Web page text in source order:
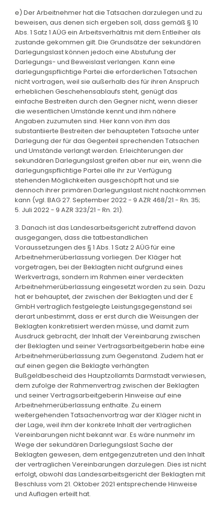
e) Der Arbeitnehmer hat die Tatsachen darzulegen und zu
beweisen, aus denen sich ergeben soll, dass gemäß § 10
Abs. 1 Satz 1 AÜG ein Arbeitsverhältnis mit dem Entleiher als
zustande gekommen gilt. Die Grundsätze der sekundären
Darlegungslast können jedoch eine Abstufung der
Darlegungs- und Beweislast verlangen. Kann eine
darlegungspflichtige Partei die erforderlichen Tatsachen
nicht vortragen, weil sie außerhalb des für ihren Anspruch
erheblichen Geschehensablaufs steht, genügt das
einfache Bestreiten durch den Gegner nicht, wenn dieser
die wesentlichen Umstände kennt und ihm nähere
Angaben zuzumuten sind. Hier kann von ihm das
substantiierte Bestreiten der behaupteten Tatsache unter
Darlegung der für das Gegenteil sprechenden Tatsachen
und Umstände verlangt werden. Erleichterungen der
sekundären Darlegungslast greifen aber nur ein, wenn die
darlegungspflichtige Partei alle ihr zur Verfügung
stehenden Möglichkeiten ausgeschöpft hat und sie
dennoch ihrer primären Darlegungslast nicht nachkommen
kann (vgl. BAG 27. September 2022 - 9 AZR 468/21 - Rn. 35;
5. Juli 2022 - 9 AZR 323/21 - Rn. 21).
3. Danach ist das Landesarbeitsgericht zutreffend davon
ausgegangen, dass die tatbestandlichen
Voraussetzungen des § 1 Abs. 1 Satz 2 AÜG für eine
Arbeitnehmerüberlassung vorliegen. Der Kläger hat
vorgetragen, bei der Beklagten nicht aufgrund eines
Werkvertrags, sondern im Rahmen einer verdeckten
Arbeitnehmerüberlassung eingesetzt worden zu sein. Dazu
hat er behauptet, der zwischen der Beklagten und der E
GmbH vertraglich festgelegte Leistungsgegenstand sei
derart unbestimmt, dass er erst durch die Weisungen der
Beklagten konkretisiert werden müsse, und damit zum
Ausdruck gebracht, der Inhalt der Vereinbarung zwischen
der Beklagten und seiner Vertragsarbeitgeberin habe eine
Arbeitnehmerüberlassung zum Gegenstand. Zudem hat er
auf einen gegen die Beklagte verhängten
Bußgeldbescheid des Hauptzollamts Darmstadt verwiesen,
dem zufolge der Rahmenvertrag zwischen der Beklagten
und seiner Vertragsarbeitgeberin Hinweise auf eine
Arbeitnehmerüberlassung enthalte. Zu einem
weitergehenden Tatsachenvortrag war der Kläger nicht in
der Lage, weil ihm der konkrete Inhalt der vertraglichen
Vereinbarungen nicht bekannt war. Es wäre nunmehr im
Wege der sekundären Darlegungslast Sache der
Beklagten gewesen, dem entgegenzutreten und den Inhalt
der vertraglichen Vereinbarungen darzulegen. Dies ist nicht
erfolgt, obwohl das Landesarbeitsgericht der Beklagten mit
Beschluss vom 21. Oktober 2021 entsprechende Hinweise
und Auflagen erteilt hat.